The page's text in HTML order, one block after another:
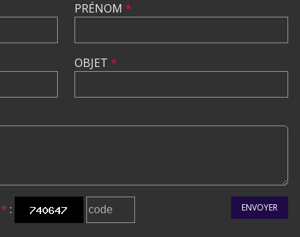
PRÉNOM *
OBJET *
* : ENVOYER